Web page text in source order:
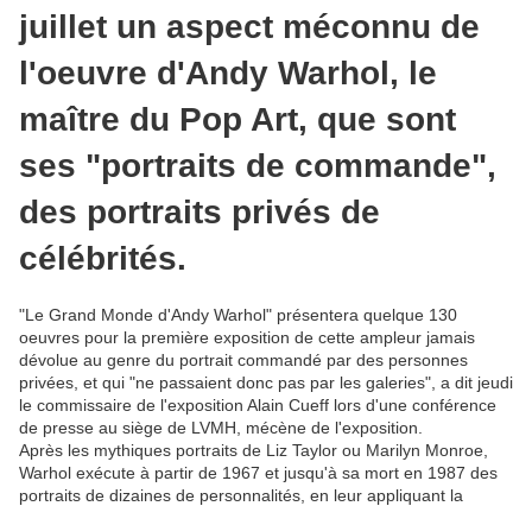
juillet un aspect méconnu de
l'oeuvre d'Andy Warhol, le
maître du Pop Art, que sont
ses "portraits de commande",
des portraits privés de
célébrités.
"Le Grand Monde d'Andy Warhol" présentera quelque 130
oeuvres pour la première exposition de cette ampleur jamais
dévolue au genre du portrait commandé par des personnes
privées, et qui "ne passaient donc pas par les galeries", a dit jeudi
le commissaire de l'exposition Alain Cueff lors d'une conférence
de presse au siège de LVMH, mécène de l'exposition.
Après les mythiques portraits de Liz Taylor ou Marilyn Monroe,
Warhol exécute à partir de 1967 et jusqu'à sa mort en 1987 des
portraits de dizaines de personnalités, en leur appliquant la